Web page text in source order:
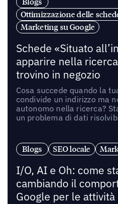
Ottimizzazione delle
Marketing su Google
Schede «Situato
apparire nella
trovino in negozio
Cosa succede quando la
condivide un indirizzo ma
autonomo nella ricerca?
un problema di dati
Blogs SEO locale
I/O, AI e Oh: come
cambiando il
Google per le attività